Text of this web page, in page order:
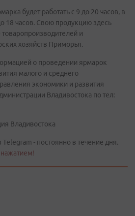
будет работать с 9 до 20 часов, в
18 часов. Свою продукцию здесь
и
хозяйств Приморья.
о проведении ярмарок
малого и среднего
экономики и развития
Владивостока по тел:
Владивостока
- постоянно в течение дня.